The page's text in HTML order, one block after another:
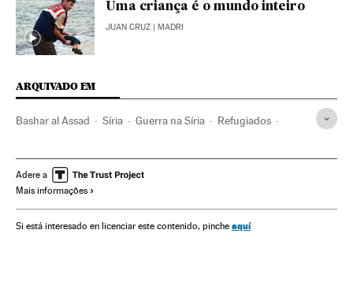
Uma criança é o mundo inteiro
JUAN CRUZ | MADRI
ARQUIVADO EM
Bashar al Assad Síria Guerra na Síria Refugiados
Revoluções América do Sul
Oriente médio
Guerra Conflitos Política Protestos sociais
Adere a
Mais informações
Si está interesado en licenciar este contenido, pinche aquí